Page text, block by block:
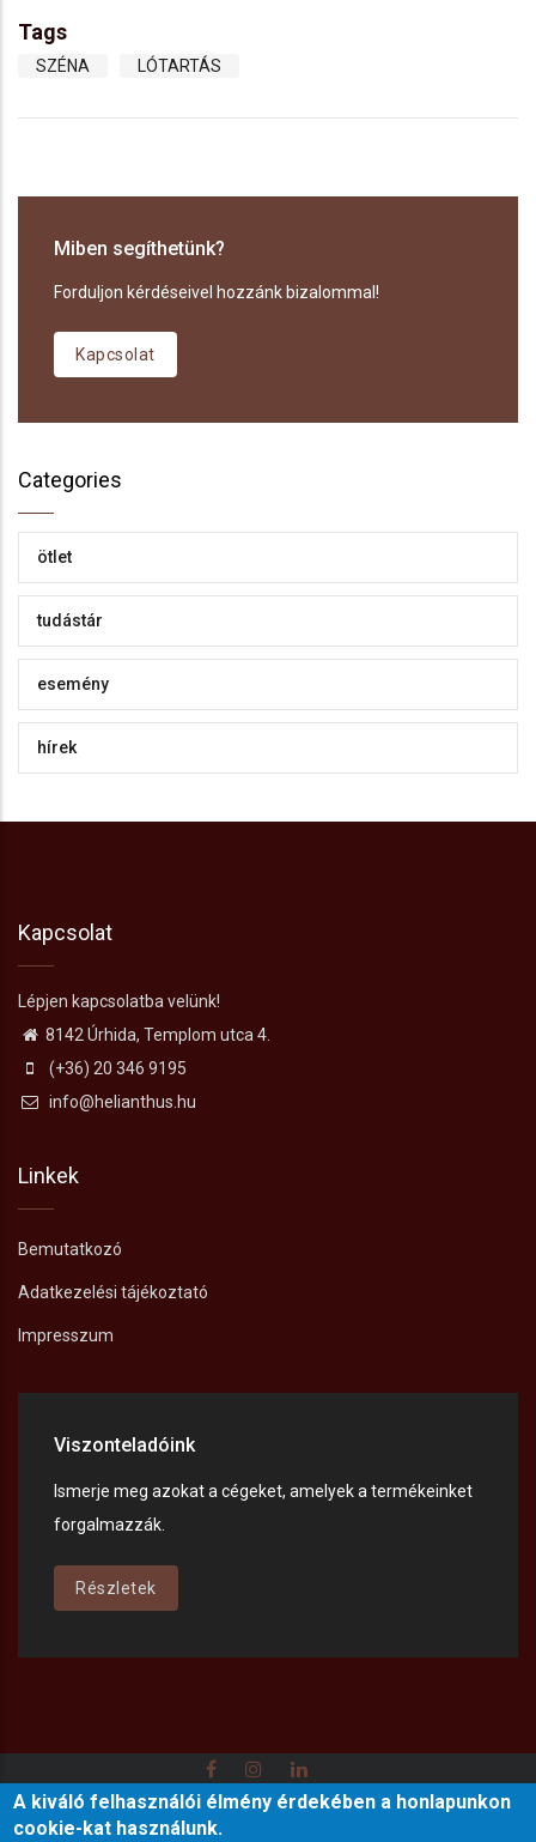
Tags
SZÉNA LÓTARTÁS
Miben segíthetünk?
Forduljon kérdéseivel hozzánk bizalommal!
Kapcsolat
Categories
ötlet
tudástár
esemény
hírek
Kapcsolat
Lépjen kapcsolatba velünk!
8142 Úrhida, Templom utca 4.
(+36) 20 346 9195
info@helianthus.hu
Linkek
Bemutatkozó
Adatkezelési tájékoztató
Impresszum
Viszonteladóink
Ismerje meg azokat a cégeket, amelyek a termékeinket
forgalmazzák.
Részletek
Adatkezelési tájékoztató Impresszum Kapcsolat
A kiváló felhasználói élmény érdekében a honlapunkon
cookie-kat használunk.